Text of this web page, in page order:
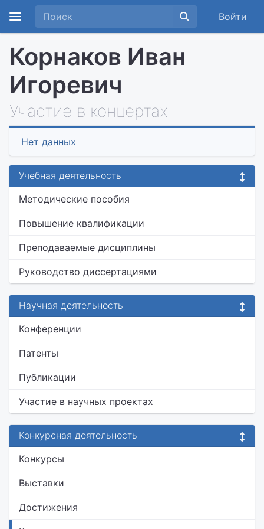
Войти
Корнаков Иван
Игоревич
Участие в концертах
Нет данных
Учебная деятельность
Методические пособия
Повышение квалификации
Преподаваемые дисциплины
Руководство диссертациями
Научная деятельность
Конференции
Патенты
Публикации
Участие в научных проектах
Конкурсная деятельность
Конкурсы
Выставки
Достижения